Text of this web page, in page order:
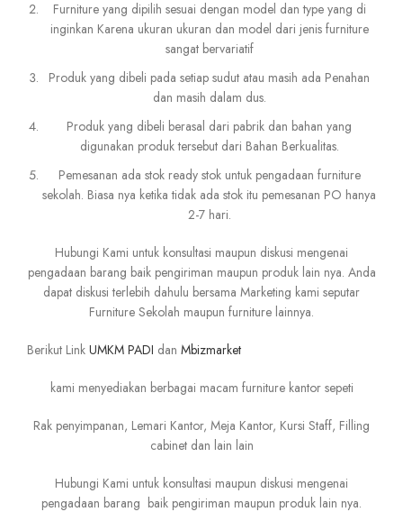
Furniture yang dipilih sesuai dengan model dan type yang di
inginkan Karena ukuran ukuran dan model dari jenis furniture
sangat bervariatif
Produk yang dibeli pada setiap sudut atau masih ada Penahan
dan masih dalam dus.
Produk yang dibeli berasal dari pabrik dan bahan yang
digunakan produk tersebut dari Bahan Berkualitas.
Pemesanan ada stok ready stok untuk pengadaan furniture
sekolah. Biasa nya ketika tidak ada stok itu pemesanan PO hanya
2-7 hari.
Hubungi Kami untuk konsultasi maupun diskusi mengenai
pengadaan barang baik pengiriman maupun produk lain nya. Anda
dapat diskusi terlebih dahulu bersama Marketing kami seputar
Furniture Sekolah maupun furniture lainnya.
Berikut Link UMKM PADI dan Mbizmarket
kami menyediakan berbagai macam furniture kantor sepeti
Rak penyimpanan, Lemari Kantor, Meja Kantor, Kursi Staff, Filling
cabinet dan lain lain
Hubungi Kami untuk konsultasi maupun diskusi mengenai
pengadaan barang baik pengiriman maupun produk lain nya.